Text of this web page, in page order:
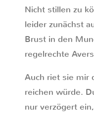
Nicht stillen zu
leider zunächst
Brust in den
regelrechte
Auch riet sie mir
reichen würde.
nur verzögert